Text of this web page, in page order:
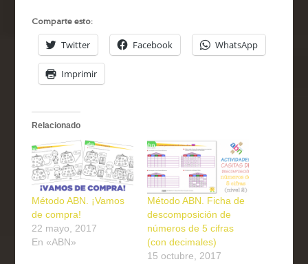
Comparte esto:
Twitter Facebook WhatsApp
Imprimir
Relacionado
Método ABN. ¡Vamos
de compra!
22 mayo, 2017
En «ABN»
Método ABN. Ficha de
descomposición de
números de 5 cifras
(con decimales)
15 octubre, 2017